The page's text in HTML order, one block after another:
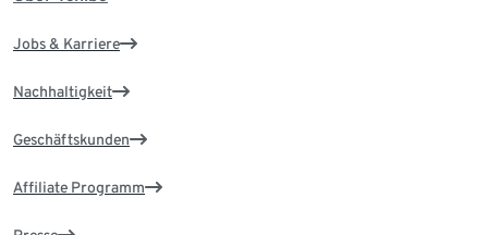
Jobs & Karriere
Nachhaltigkeit
Geschäftskunden
Affiliate Programm